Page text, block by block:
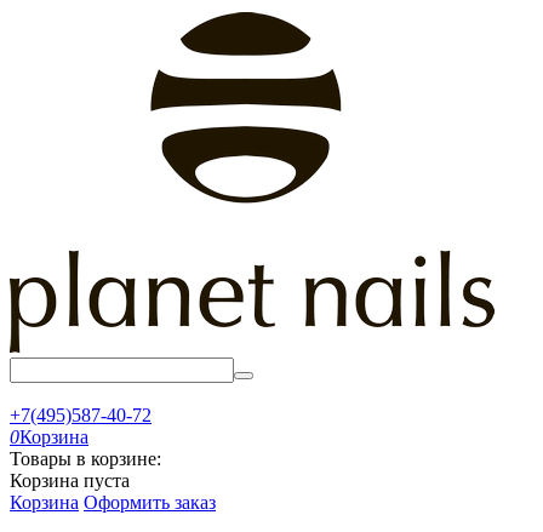
+7(495)587-40-72
0Корзина
Товары в корзине:
Корзина пуста
Корзина Оформить заказ